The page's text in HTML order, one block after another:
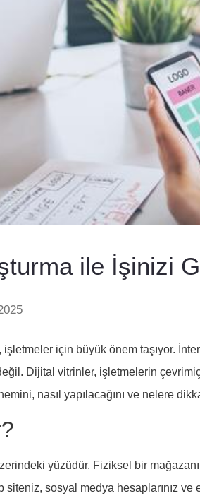
ile İşinizi
için büyük önem taşıyor.
Dijital vitrinler, işletmelerin
nasıl yapılacağını ve nelere
yüzüdür. Fiziksel bir
sosyal medya hesaplarınız